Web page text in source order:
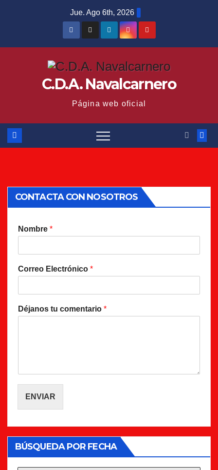
Jue. Ago 6th, 2026
C.D.A. Navalcarnero
Página web oficial
CONTACTA CON NOSOTROS
Nombre *
Correo Electrónico *
Déjanos tu comentario *
ENVIAR
BÚSQUEDA POR FECHA